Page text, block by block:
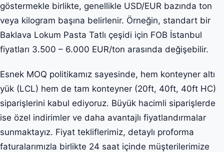
göstermekle birlikte, genellikle USD/EUR bazında ton
veya kilogram başına belirlenir. Örneğin, standart bir
Baklava Lokum Pasta Tatlı çeşidi için FOB İstanbul
fiyatları 3.500 – 6.000 EUR/ton arasında değişebilir.
Esnek MOQ politikamız sayesinde, hem konteyner altı
yük (LCL) hem de tam konteyner (20ft, 40ft, 40ft HC)
siparişlerini kabul ediyoruz. Büyük hacimli siparişlerde
ise özel indirimler ve daha avantajlı fiyatlandırmalar
sunmaktayız. Fiyat tekliflerimiz, detaylı proforma
faturalarımızla birlikte 24 saat içinde müşterilerimize